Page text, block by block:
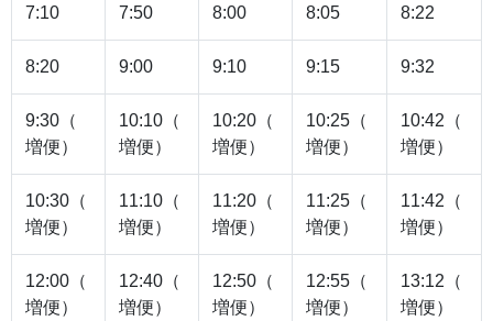
7:10 7:50 8:00 8:05 8:22
8:20 9:00 9:10 9:15 9:32
9:30（
増便）
10:10（
増便）
10:20（
増便）
10:25（
増便）
10:42（
増便）
10:30（
増便）
11:10（
増便）
11:20（
増便）
11:25（
増便）
11:42（
増便）
12:00（
増便）
12:40（
増便）
12:50（
増便）
12:55（
増便）
13:12（
増便）